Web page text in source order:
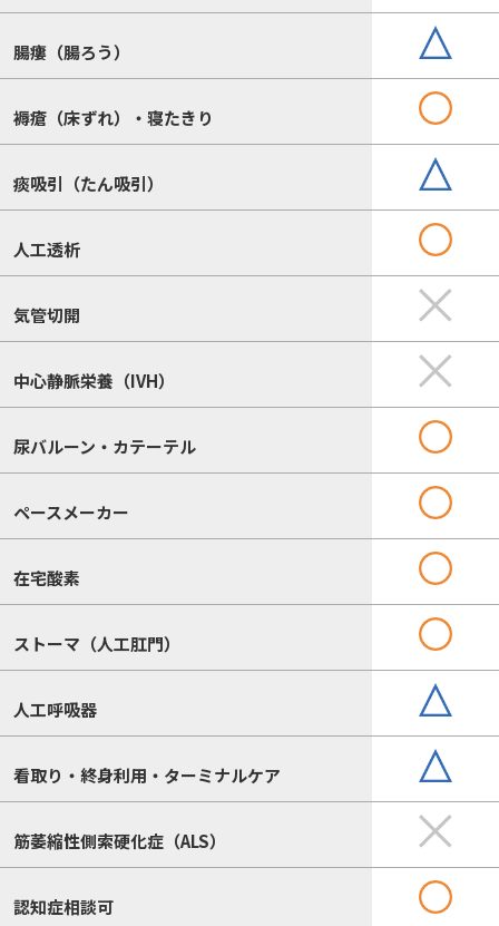
腸瘻（腸ろう）
褥瘡（床ずれ）・寝たきり
痰吸引（たん吸引）
人工透析
気管切開
中心静脈栄養（IVH）
尿バルーン・カテーテル
ペースメーカー
在宅酸素
ストーマ（人工肛門）
人工呼吸器
看取り・終身利用・ターミナルケア
筋萎縮性側索硬化症（ALS）
認知症相談可